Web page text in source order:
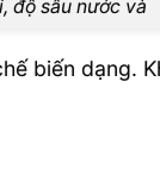
độ sâu nước và
biến dạng.